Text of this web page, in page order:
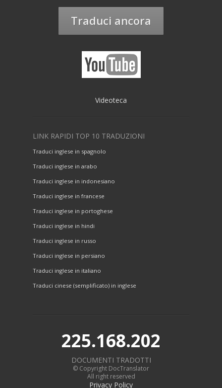
Traduci ancora
Videoteca
LINK RAPIDI TOP 10 TRADUZIONI
Traduci inglese in spagnolo
Traduci inglese in arabo
Traduci inglese in indonesiano
Traduci inglese in francese
Traduci inglese in portoghese
Traduci inglese in hindi
Traduci inglese in russo
Traduci inglese in persiano
Traduci inglese in italiano
Traduci cinese (semplificato) in inglese
225.168.202
DOCUMENTI TRADOTTI
© Copyright DocTranslator
All right reserved
Privacy Policy